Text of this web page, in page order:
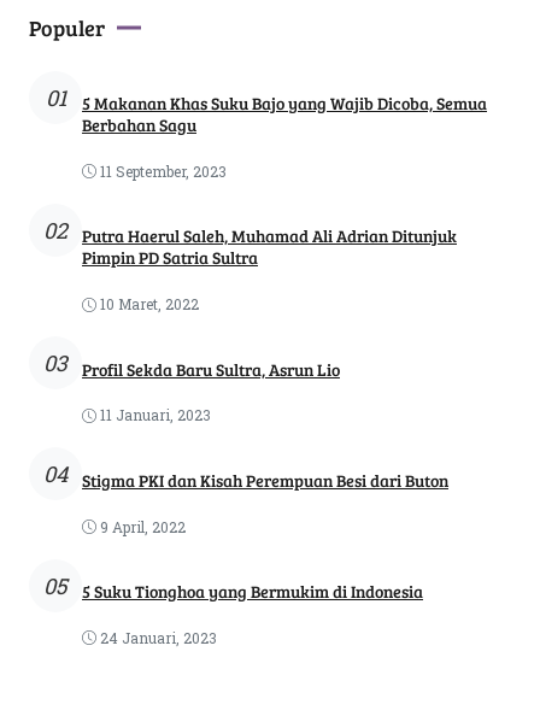
Populer
01
5 Makanan Khas Suku Bajo yang Wajib Dicoba, Semua
Berbahan Sagu
11 September, 2023
02
Putra Haerul Saleh, Muhamad Ali Adrian Ditunjuk
Pimpin PD Satria Sultra
10 Maret, 2022
03 Profil Sekda Baru Sultra, Asrun Lio
11 Januari, 2023
04 Stigma PKI dan Kisah Perempuan Besi dari Buton
9 April, 2022
05 5 Suku Tionghoa yang Bermukim di Indonesia
24 Januari, 2023